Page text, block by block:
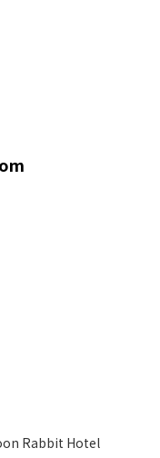
Rabbit Hotel